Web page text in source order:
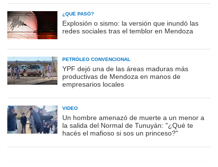
¿QUÉ PASÓ?
Explosión o sismo: la versión que inundó las
redes sociales tras el temblor en Mendoza
PETRÓLEO CONVENCIONAL
YPF dejó una de las áreas maduras más
productivas de Mendoza en manos de
empresarios locales
VIDEO
Un hombre amenazó de muerte a un menor a
la salida del Normal de Tunuyán: "¿Qué te
hacés el mafioso si sos un princeso?"